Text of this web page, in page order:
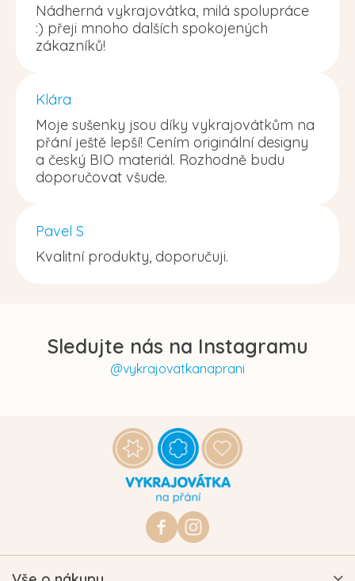
Nádherná vykrajovátka, milá spolupráce
:) přeji mnoho dalších spokojených
zákazníků!
Klára
Moje sušenky jsou díky vykrajovátkům na
přání ještě lepší! Cením originální designy
a český BIO materiál. Rozhodně budu
doporučovat všude.
Pavel S
Kvalitní produkty, doporučuji.
Sledujte nás na Instagramu
@vykrajovatkanaprani
https://www.facebook.com/
vykrajovatkanaprani.cz